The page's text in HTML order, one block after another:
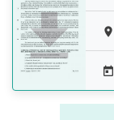
 
